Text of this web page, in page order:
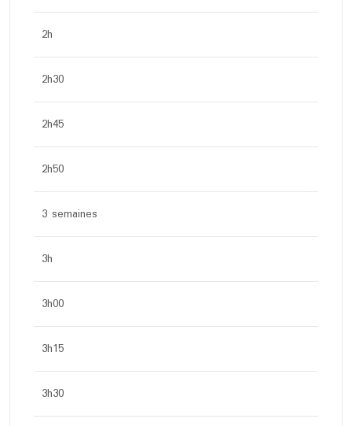
2h
2h30
2h45
2h50
3 semaines
3h
3h00
3h15
3h30